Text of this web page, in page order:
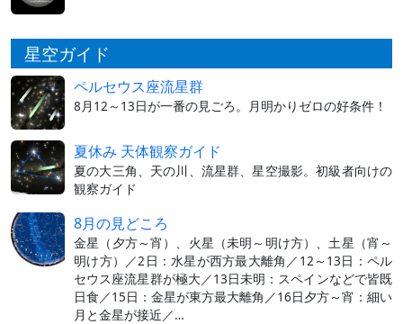
星空ガイド
ペルセウス座流星群
8月12～13日が一番の見ごろ。月明かりゼロの好条件！
夏休み 天体観察ガイド
夏の大三角、天の川、流星群、星空撮影。初級者向けの
観察ガイド
8月の見どころ
金星（夕方～宵）、火星（未明～明け方）、土星（宵～
明け方）／2日：水星が西方最大離角／12～13日：ペル
セウス座流星群が極大／13日未明：スペインなどで皆既
日食／15日：金星が東方最大離角／16日夕方～宵：細い
月と金星が接近／…